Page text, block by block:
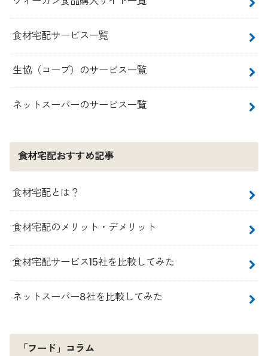
食材宅配サービス一覧
生協（コープ）のサービス一覧
ネットスーパーのサービス一覧
食材宅配おすすめ記事
食材宅配とは？
食材宅配のメリット・デメリット
食材宅配サービス15社を比較してみた
ネットスーパー8社を比較してみた
「フード」コラム